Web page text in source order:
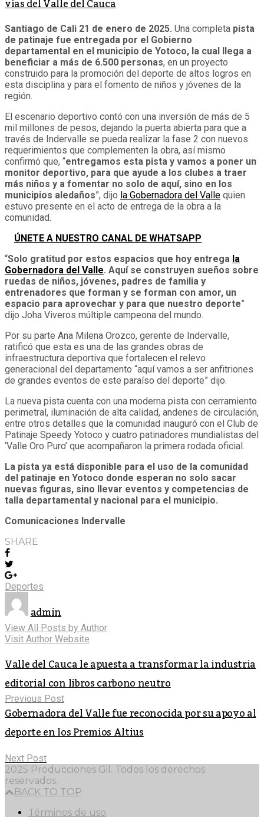
vías del Valle del Cauca
Santiago de Cali 21 de enero de 2025. Una completa pista
de patinaje fue entregada por el Gobierno
departamental en el municipio de Yotoco, la cual llega a
beneficiar a más de 6.500 personas, en un proyecto
construido para la promoción del deporte de altos logros en
esta disciplina y para el fomento de niños y jóvenes de la
región.
El escenario deportivo contó con una inversión de más de 5
mil millones de pesos, dejando la puerta abierta para que a
través de Indervalle se pueda realizar la fase 2 con nuevos
requerimientos que complementen la obra, así mismo
confirmó que, “entregamos esta pista y vamos a poner un
monitor deportivo, para que ayude a los clubes a traer
más niños y a fomentar no solo de aquí, sino en los
municipios aledaños”, dijo la Gobernadora del Valle quien
estuvo presente en el acto de entrega de la obra a la
comunidad.
ÚNETE A NUESTRO CANAL DE WHATSAPP
“Solo gratitud por estos espacios que hoy entrega la
Gobernadora del Valle. Aquí se construyen sueños sobre
ruedas de niños, jóvenes, padres de familia y
entrenadores que forman y se forman con amor, un
espacio para aprovechar y para que nuestro deporte”
dijo Joha Viveros múltiple campeona del mundo.
Por su parte Ana Milena Orozco, gerente de Indervalle,
ratificó que esta es una de las grandes obras de
infraestructura deportiva que fortalecen el relevo
generacional del departamento “aquí vamos a ser anfitriones
de grandes eventos de este paraíso del deporte” dijo.
La nueva pista cuenta con una moderna pista con cerramiento
perimetral, iluminación de alta calidad, andenes de circulación,
entre otros detalles que la comunidad inauguró con el Club de
Patinaje Speedy Yotoco y cuatro patinadores mundialistas del
‘Valle Oro Puro’ que acompañaron la primera rodada oficial.
La pista ya está disponible para el uso de la comunidad
del patinaje en Yotoco donde esperan no solo sacar
nuevas figuras, sino llevar eventos y competencias de
talla departamental y nacional para el municipio.
Comunicaciones Indervalle
SHARE
Deportes
admin
View All Posts by Author
Visit Author Website
Valle del Cauca le apuesta a transformar la industria
editorial con libros carbono neutro
Previous Post
Gobernadora del Valle fue reconocida por su apoyo al
deporte en los Premios Altius
Next Post
2025 Producciones Gil. Todos los derechos
reservados.
BACK TO TOP
Términos de uso